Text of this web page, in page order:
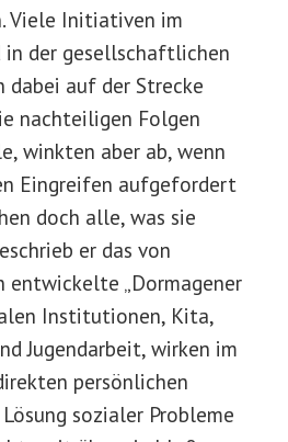
Viele Initiativen im
in der gesellschaftlichen
dabei auf der Strecke
nachteiligen Folgen
winkten aber ab, wenn
Eingreifen aufgefordert
doch alle, was sie
er das von
entwickelte „Dormagener
Institutionen, Kita,
Jugendarbeit, wirken im
persönlichen
sozialer Probleme